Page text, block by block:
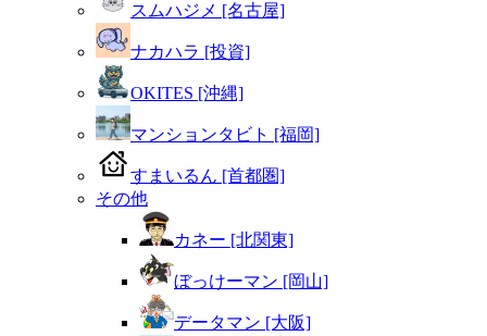
スムハジメ [名古屋]
ナカハラ [投資]
OKITES [沖縄]
マンションタビト [福岡]
すまいるん [首都圏]
その他
カネー [北関東]
ぼっけーマン [岡山]
データマン [大阪]